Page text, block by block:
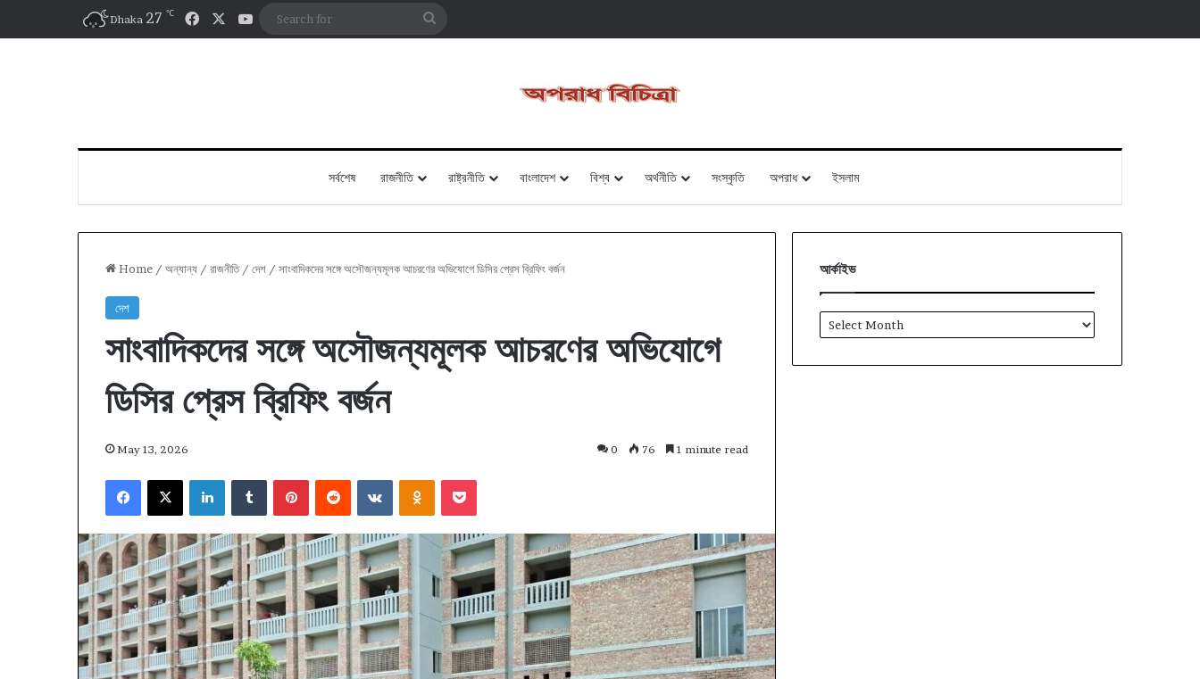
Dhaka 27 ℃ FacebookYouTube
সর্বশেষ রাজনীতি রাষ্ট্রনীতি বাংলাদেশ বিশ্ব অর্থনীতি সংস্কৃতি অপরাধ ইসলাম
Home / অন্যান্য / রাজনীতি / দেশ / সাংবাদিকদের সঙ্গে অসৌজন্যমূলক আচরণের অভিযোগে ডিসির প্রেস ব্রিফিং বর্জন
দেশ
সাংবাদিকদের সঙ্গে অসৌজন্যমূলক আচরণের অভিযোগে
ডিসির প্রেস ব্রিফিং বর্জন
May 13, 2026 0 76 1 minute read
Facebook
X LinkedInTumblrPinterestReddit VKontakteOdnoklassniki
Pocket
আর্কাইভ
আর্কাইভ